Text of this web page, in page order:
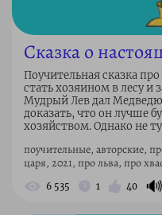
Сказка о
Поучительная сказка
стать хозяином в лесу и
Мудрый Лев дал
доказать, что он лучше
хозяйством. Однако не
поучительные, авторские,
царя, 2021, про льва, про
6 535 1 40 🔊